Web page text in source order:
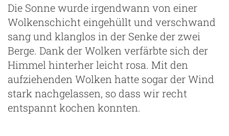
Die Sonne wurde irgendwann von einer
Wolkenschicht eingehüllt und verschwand
sang und klanglos in der Senke der zwei
Berge. Dank der Wolken verfärbte sich der
Himmel hinterher leicht rosa. Mit den
aufziehenden Wolken hatte sogar der Wind
stark nachgelassen, so dass wir recht
entspannt kochen konnten.